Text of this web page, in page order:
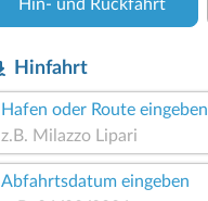
Hin- und Rückfahrt
Hinfahrt
Hafen oder Route eingeben
Abfahrtsdatum eingeben